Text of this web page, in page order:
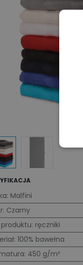
: Malfini
: Czarny
: ręczniki
: 100% bawełna
: 450 g/m²